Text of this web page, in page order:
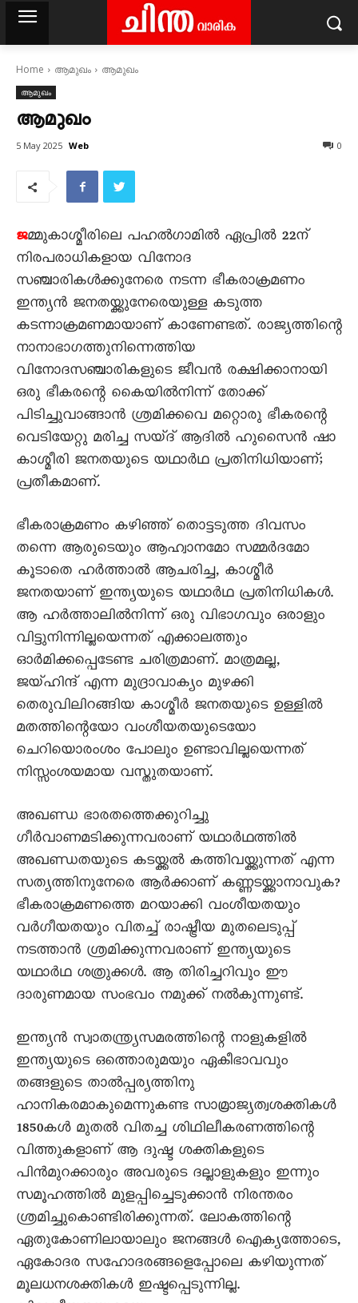
Home ആമുഖം ആമുഖം
ആമുഖം
ആമുഖം
5 May 2025 Web 0
ജമ്മുകാശ്മീരിലെ പഹൽഗാമിൽ ഏപ്രിൽ 22ന്
നിരപരാധികളായ വിനോദ
സഞ്ചാരികൾക്കുനേരെ നടന്ന ഭീകരാക്രമണം
ഇന്ത്യൻ ജനതയ്ക്കുനേരെയുള്ള കടുത്ത
കടന്നാക്രമണമായാണ് കാണേണ്ടത്. രാജ്യത്തിന്റെ
നാനാഭാഗത്തുനിന്നെത്തിയ
വിനോദസഞ്ചാരികളുടെ ജീവൻ രക്ഷിക്കാനായി
ഒരു ഭീകരന്റെ കെെയിൽനിന്ന് തോക്ക്
പിടിച്ചുവാങ്ങാൻ ശ്രമിക്കവെ മറ്റൊരു ഭീകരന്റെ
വെടിയേറ്റു മരിച്ച സയ്ദ് ആദിൽ ഹുസെെൻ ഷാ
കാശ്മീരി ജനതയുടെ യഥാർഥ പ്രതിനിധിയാണ്;
പ്രതീകമാണ്.
ഭീകരാക്രമണം കഴിഞ്ഞ് തൊട്ടടുത്ത ദിവസം
തന്നെ ആരുടെയും ആഹ്വാനമോ സമ്മർദമോ
കൂടാതെ ഹർത്താൽ ആചരിച്ച, കാശ്മീർ
ജനതയാണ് ഇന്ത്യയുടെ യഥാർഥ പ്രതിനിധികൾ.
ആ ഹർത്താലിൽനിന്ന് ഒരു വിഭാഗവും ഒരാളും
വിട്ടുനിന്നില്ലയെന്നത് എക്കാലത്തും
ഓർമിക്കപ്പെടേണ്ട ചരിത്രമാണ്. മാത്രമല്ല,
ജയ്ഹിന്ദ് എന്ന മുദ്രാവാക്യം മുഴക്കി
തെരുവിലിറങ്ങിയ കാശ്മീർ ജനതയുടെ ഉള്ളിൽ
മതത്തിന്റെയോ വംശീയതയുടെയോ
ചെറിയൊരംശം പോലും ഉണ്ടാവില്ലയെന്നത്
നിസ്സംശയമായ വസ്തുതയാണ്.
അഖണ്ഡ ഭാരതത്തെക്കുറിച്ചു
ഗീർവാണമടിക്കുന്നവരാണ് യഥാർഥത്തിൽ
അഖണ്ഡതയുടെ കടയ്ക്കൽ കത്തിവയ്ക്കുന്നത് എന്ന
സത്യത്തിനുനേരെ ആർക്കാണ് കണ്ണടയ്ക്കാനാവുക?
ഭീകരാക്രമണത്തെ മറയാക്കി വംശീയതയും
വർഗീയതയും വിതച്ച് രാഷ്ട്രീയ മുതലെടുപ്പ്
നടത്താൻ ശ്രമിക്കുന്നവരാണ് ഇന്ത്യയുടെ
യഥാർഥ ശത്രുക്കൾ. ആ തിരിച്ചറിവും ഈ
ദാരുണമായ സംഭവം നമുക്ക് നൽകുന്നുണ്ട്.
ഇന്ത്യൻ സ്വാതന്ത്ര്യസമരത്തിന്റെ നാളുകളിൽ
ഇന്ത്യയുടെ ഒത്തൊരുമയും ഏകീഭാവവും
തങ്ങളുടെ താൽപ്പര്യത്തിനു
ഹാനികരമാകുമെന്നുകണ്ട സാമ്രാജ്യത്വശക്തികൾ
1850കൾ മുതൽ വിതച്ച ശിഥിലീകരണത്തിന്റെ
വിത്തുകളാണ് ആ ദുഷ്ട ശക്തികളുടെ
പിൻമുറക്കാരും അവരുടെ ദല്ലാളുകളും ഇന്നും
സമൂഹത്തിൽ മുളപ്പിച്ചെടുക്കാൻ നിരന്തരം
ശ്രമിച്ചുകൊണ്ടിരിക്കുന്നത്. ലോകത്തിന്റെ
ഏതുകോണിലായാലും ജനങ്ങൾ ഐക്യത്തോടെ,
ഏകോദര സഹോദരങ്ങളെപ്പോലെ കഴിയുന്നത്
മൂലധനശക്തികൾ ഇഷ്ടപ്പെടുന്നില്ല.